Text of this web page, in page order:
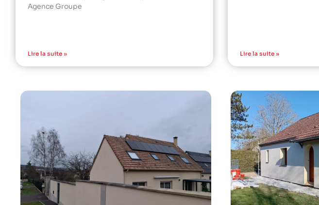
Agence Groupe
Lire la suite » Lire la suite »